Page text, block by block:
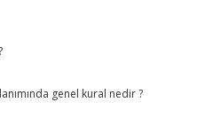
genel kural nedir ?